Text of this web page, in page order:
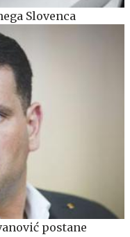
Slovenca
postane